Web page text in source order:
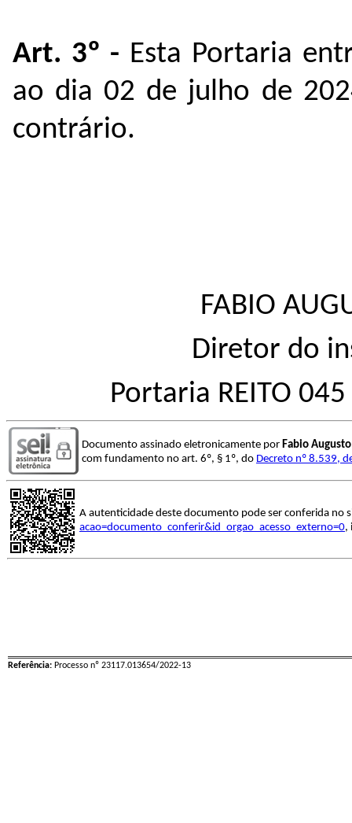
Art. 3º - Esta Portaria
ao dia 02 de julho de
contrário.
FABIO
Diretor do
Portaria REITO
Documento assinado eletronicamente por Fabio
com fundamento no art. 6º, § 1º, do Decreto nº 8.539,
A autenticidade deste documento pode ser conferida no
acao=documento_conferir&id_orgao_acesso_externo=0,
Referência: Processo nº 23117.013654/2022-13